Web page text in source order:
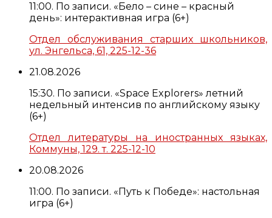
11:00. По записи. «Бело – сине – красный
день»: интерактивная игра (6+)
Отдел обслуживания старших школьников,
ул. Энгельса, 61, 225-12-36
21.08.2026
15:30. По записи. «Space Explorers» летний
недельный интенсив по английскому языку
(6+)
Отдел литературы на иностранных языках,
Коммуны, 129. т. 225-12-10
20.08.2026
11:00. По записи. «Путь к Победе»: настольная
игра (6+)